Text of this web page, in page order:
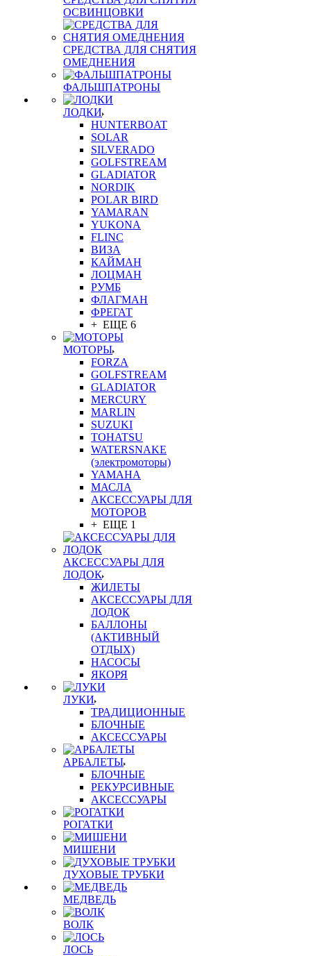
ОСВИНЦОВКИ
СРЕДСТВА ДЛЯ СНЯТИЯ
ОМЕДНЕНИЯ
ФАЛЬШПАТРОНЫ
ЛОДКИ
HUNTERBOAT
SOLAR
SILVERADO
GOLFSTREAM
GLADIATOR
NORDIK
POLAR BIRD
YAMARAN
YUKONA
FLINC
ВИЗА
КАЙМАН
ЛОЦМАН
РУМБ
ФЛАГМАН
ФРЕГАТ
+ ЕЩЕ 6
МОТОРЫ
FORZA
GOLFSTREAM
GLADIATOR
MERCURY
MARLIN
SUZUKI
TOHATSU
WATERSNAKE
(электромоторы)
YAMAHA
МАСЛА
АКСЕССУАРЫ ДЛЯ
МОТОРОВ
+ ЕЩЕ 1
АКСЕССУАРЫ ДЛЯ
ЛОДОК
ЖИЛЕТЫ
АКСЕССУАРЫ ДЛЯ
ЛОДОК
БАЛЛОНЫ
(АКТИВНЫЙ
ОТДЫХ)
НАСОСЫ
ЯКОРЯ
ЛУКИ
ТРАДИЦИОННЫЕ
БЛОЧНЫЕ
АКСЕССУАРЫ
АРБАЛЕТЫ
БЛОЧНЫЕ
РЕКУРСИВНЫЕ
АКСЕССУАРЫ
РОГАТКИ
МИШЕНИ
ДУХОВЫЕ ТРУБКИ
МЕДВЕДЬ
ВОЛК
ЛОСЬ